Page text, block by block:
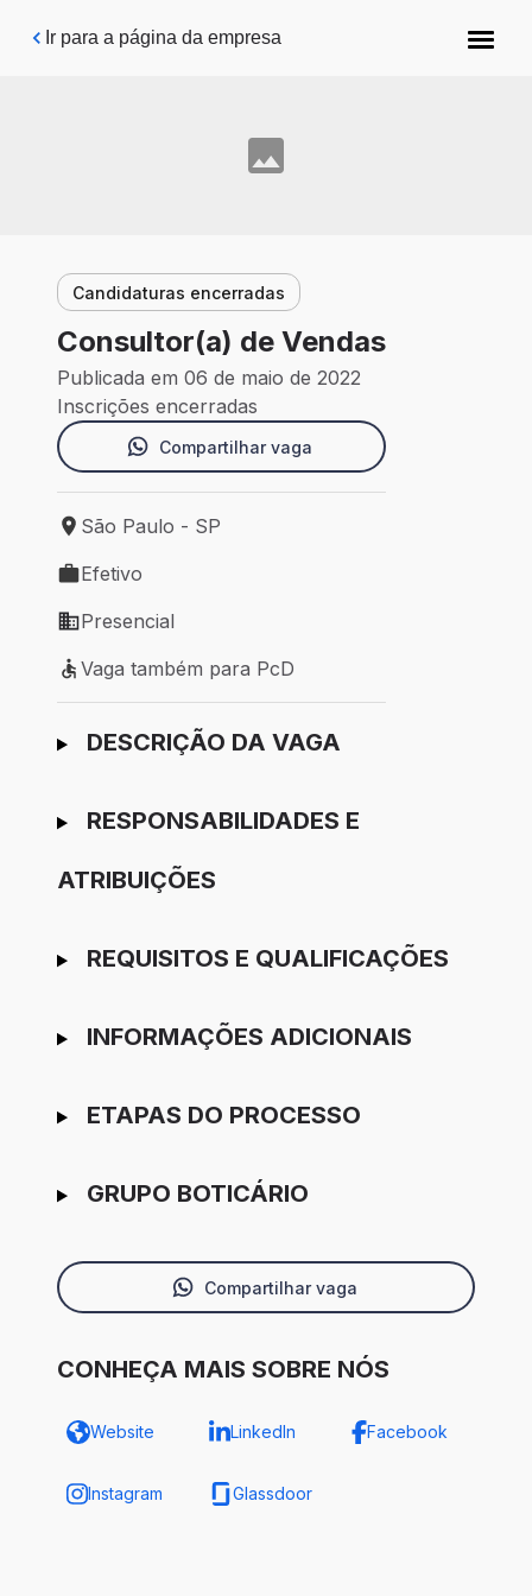
Pular para o conteúdo principal
Ir para a página da empresa
Candidaturas encerradas
Consultor(a) de Vendas
Publicada em 06 de maio de 2022
Inscrições encerradas
Compartilhar vaga
Local de trabalho: São Paulo - SP
São Paulo - SP
Tipo de vaga: Efetivo
Efetivo
Modelo de trabalho: Presencial
Presencial
Vaga também para PcD
Vaga também para PcD
Ir para candidatura
DESCRIÇÃO DA VAGA
RESPONSABILIDADES E
ATRIBUIÇÕES
REQUISITOS E QUALIFICAÇÕES
INFORMAÇÕES ADICIONAIS
ETAPAS DO PROCESSO
GRUPO BOTICÁRIO
Compartilhar vaga
CONHEÇA MAIS SOBRE NÓS
Website LinkedIn Facebook
Instagram Glassdoor